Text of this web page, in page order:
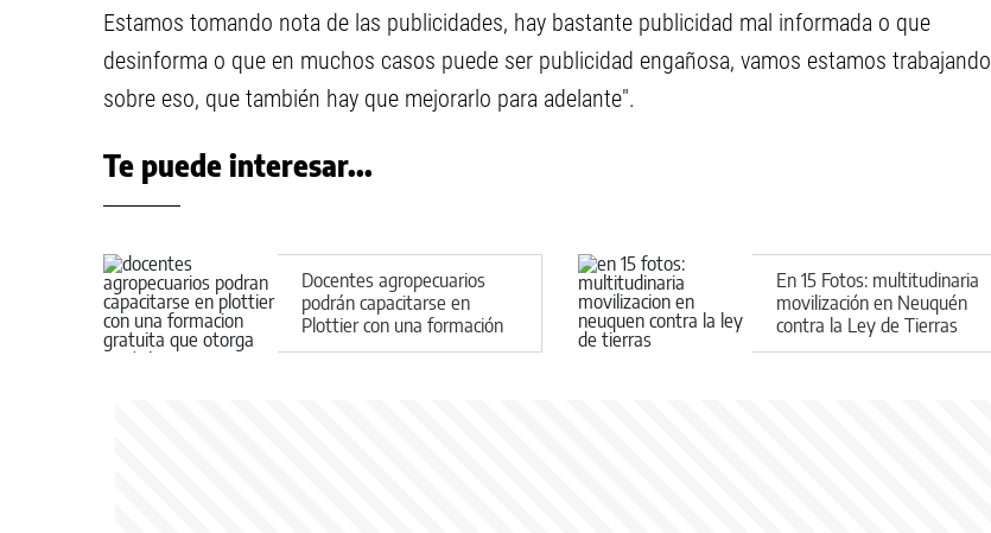
Estamos tomando nota de las publicidades, hay bastante publicidad mal informada o que
desinforma o que en muchos casos puede ser publicidad engañosa, vamos estamos trabajando
sobre eso, que también hay que mejorarlo para adelante".
Te puede interesar...
Docentes agropecuarios
podrán capacitarse en
Plottier con una formación
gratuita que otorga puntaje
En 15 Fotos: multitudinaria
movilización en Neuquén
contra la Ley de Tierras